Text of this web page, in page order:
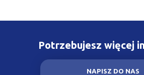
Potrzebujesz więcej
NAPISZ DO NAS